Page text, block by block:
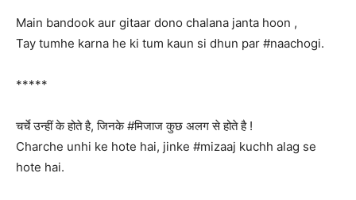
Main bandook aur gitaar dono chalana janta hoon ,
Tay tumhe karna he ki tum kaun si dhun par #naachogi.
*****
चर्चे उन्हीं के होते है, जिनके #मिजाज कुछ अलग से होते है !
Charche unhi ke hote hai, jinke #mizaaj kuchh alag se
hote hai.